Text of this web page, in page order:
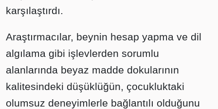
karşılaştırdı.
Araştırmacılar, beynin hesap yapma ve dil
algılama gibi işlevlerden sorumlu
alanlarında beyaz madde dokularının
kalitesindeki düşüklüğün, çocukluktaki
olumsuz deneyimlerle bağlantılı olduğunu